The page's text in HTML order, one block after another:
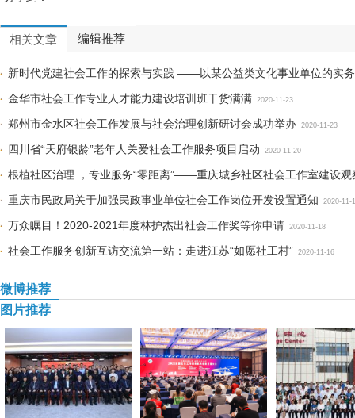
相关文章 编辑推荐
新时代党建社会工作的探索与实践 ——以某公益类文化事业单位的实
金华市社会工作专业人才能力建设培训班干货满满 2020-11-23
郑州市金水区社会工作发展与社会治理创新研讨会成功举办 2020-11-23
四川省“天府银龄”老年人关爱社会工作服务项目启动 2020-11-20
根植社区治理 ，专业服务“零距离”——重庆城乡社区社会工作室建设观
重庆市民政局关于加强民政事业单位社会工作岗位开发设置通知
2020-11-
万众瞩目！2020-2021年度林护杰出社会工作奖等你申请 2020-11-18
社会工作服务创新互访交流第一站：走进江苏“如愿社工村” 2020-11-16
微博推荐
图片推荐